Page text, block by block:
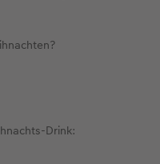
Drink: